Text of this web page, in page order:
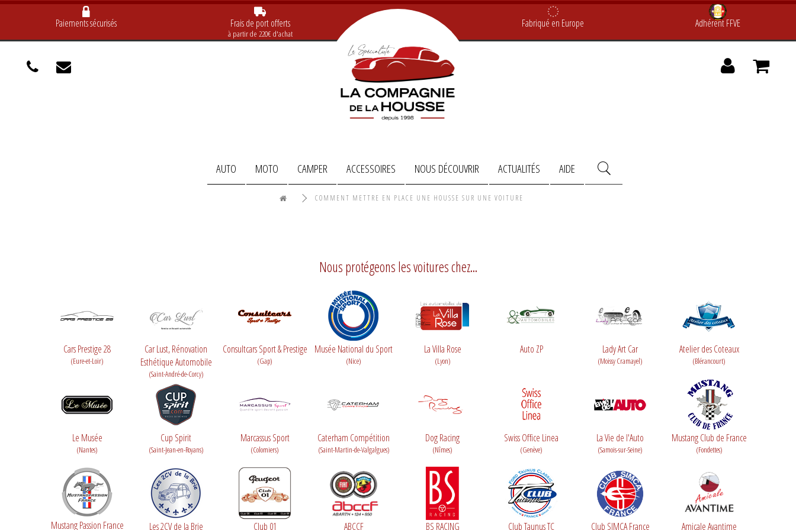
Paiements sécurisés Frais de port offerts
à partir de 220€ d'achat
Fabriqué en Europe Adhérent FFVE
AUTO MOTO CAMPER ACCESSOIRES NOUS DÉCOUVRIR ACTUALITÉS AIDE
COMMENT METTRE EN PLACE UNE HOUSSE SUR UNE VOITURE
Nous protégeons les voitures chez...
Cars Prestige 28
(Eure-et-Loir)
Car Lust, Rénovation
Esthétique Automobile
(Saint-André-de-Corcy)
Consultcars Sport & Prestige
(Gap)
Musée National du Sport
(Nice)
La Villa Rose
(Lyon)
Auto ZP Lady Art Car
(Moissy Cramayel)
Atelier des Coteaux
(Blérancourt)
Le Musée
(Nantes)
Cup Spirit
(Saint-Jean-en-Royans)
Marcassus Sport
(Colomiers)
Caterham Compétition
(Saint-Martin-de-Valgalgues)
Dog Racing
(Nîmes)
Swiss Office Linea
(Genève)
La Vie de l'Auto
(Samois-sur-Seine)
Mustang Club de France
(Fondettes)
Mustang Passion France Les 2CV de la Brie Club 01 ABCCF BS RACING Club Taunus TC Club SIMCA France Amicale Avantime